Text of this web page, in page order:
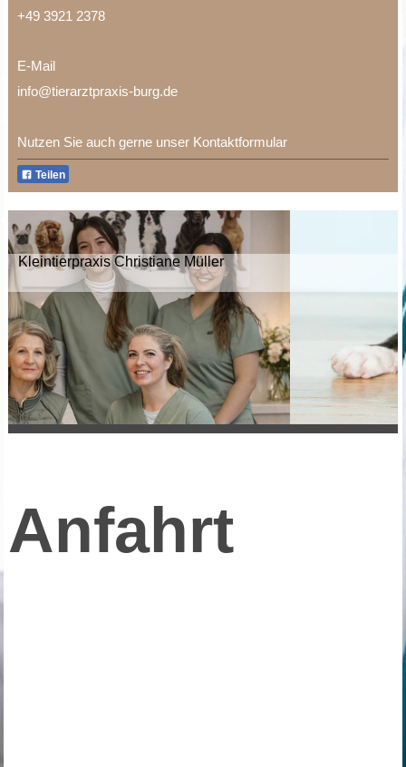
+49 3921 2378
E-Mail
info@tierarztpraxis-burg.de
Nutzen Sie auch gerne unser Kontaktformular
Teilen
Kleintierpraxis Christiane Müller
Anfahrt